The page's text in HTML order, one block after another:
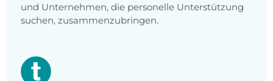
und Unternehmen, die personelle Unterstützung
suchen, zusammenzubringen.